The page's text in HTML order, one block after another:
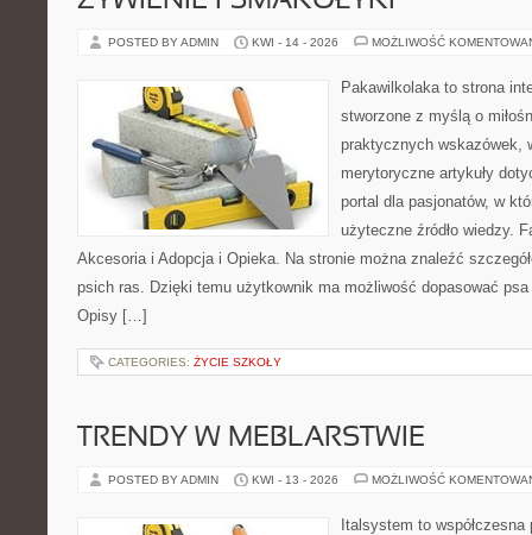
POSTED BY ADMIN KWI - 14 - 2026 MOŻLIWOŚĆ
Pakawilkolaka to strona
stworzone z myślą o
praktycznych wskazówek,
merytoryczne artykuły
portal dla pasjonatów, w
użyteczne źródło wiedzy.
Akcesoria i Adopcja i Opieka. Na stronie można znaleźć
psich ras. Dzięki temu użytkownik ma możliwość dopasować
Opisy […]
CATEGORIES: ŻYCIE SZKOŁY
TRENDY W MEBLARSTWIE
POSTED BY ADMIN KWI - 13 - 2026 MOŻLIWOŚĆ
Italsystem to